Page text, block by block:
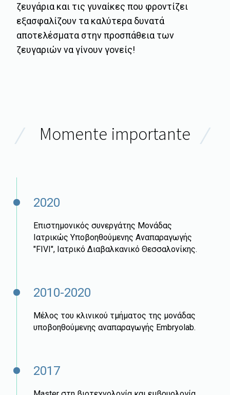
ζευγάρια και τις γυναίκες που φροντίζει
εξασφαλίζουν τα καλύτερα δυνατά
αποτελέσματα στην προσπάθεια των
ζευγαριών να γίνουν γονείς!
Momente importante
2020
Επιστημονικός συνεργάτης Μονάδας
Ιατρικώς Υποβοηθούμενης Αναπαραγωγής
"FIVI", Ιατρικό Διαβαλκανικό Θεσσαλονίκης.
2010-2020
Μέλος του κλινικού τμήματος της μονάδας
υποβοηθούμενης αναπαραγωγής Embryolab.
2017